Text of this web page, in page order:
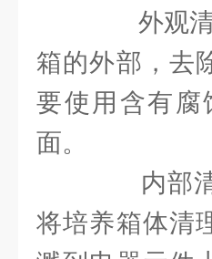
外观清
箱的外部，去
要使用含有腐
面。
内部清
将培养箱体清